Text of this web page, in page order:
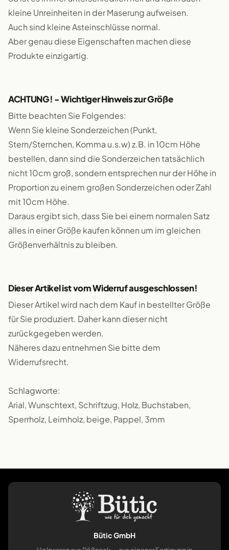
kleine Unreinheiten in der Maserung aufweisen.
Auch sind kleine Asteinschlüsse normal.
Aber genau diese Eigenschaften machen diese
Produkte einzigartig.
ACHTUNG! - Wichtiger Hinweis zur Größe
Bitte beachten Sie Folgendes:
Wenn Sie kleine Sonderzeichen (Punkt,
Stern/Sternchen, Komma u.s.w) z.B. in 10cm Höhe
bestellen, dann sind die Sonderzeichen tatsächlich
nicht 10cm groß, sondern entsprechen nur der Höhe in
Proportion zu einem großen Sonderzeichen oder Zahl
mit 10cm Höhe.
Daraus ergibt sich, dass Sie bei einem normalen Satz
alles in einer Größe kaufen können um im gleichen
Größenverhältnis zu bleiben.
Dieser Artikel ist vom Widerruf ausgeschlossen!
Dieser Artikel wird nach dem Kauf in bestellter Größe
für Sie produziert. Daher kann dieser nicht
zurückgegeben werden.
Näheres dazu entnehmen Sie bitte dem
Widerrufsrecht.
Schlagworte:
Arial, Wunschtext, Schriftzug, Holz, Buchstaben,
Sperrholz, Leimholz, beige, Pappel, 3mm
Bütic GmbH